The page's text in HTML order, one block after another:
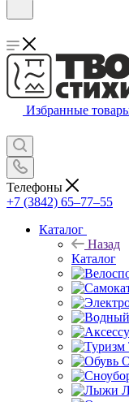
Избранные
Телефоны
+7 (3842) 65–77–55
Каталог
Назад
Каталог